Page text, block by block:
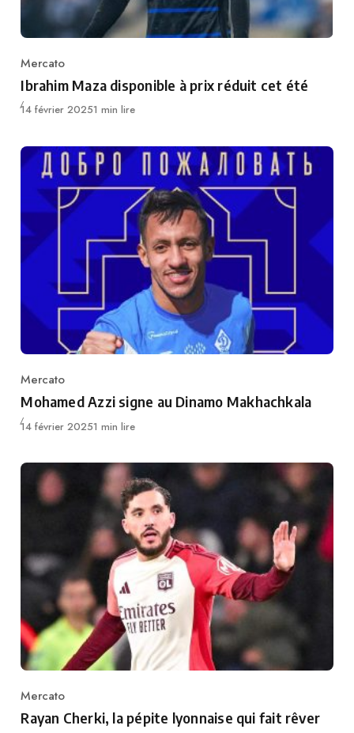
Category
Mercato
Ibrahim Maza disponible à prix réduit cet été
Publié
14 février 20251 min lire
Category
Mercato
Mohamed Azzi signe au Dinamo Makhachkala
Publié
14 février 20251 min lire
Category
Mercato
Rayan Cherki, la pépite lyonnaise qui fait rêver